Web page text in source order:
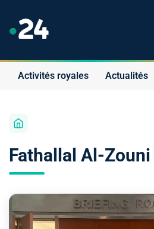
Activités royales Actualités
Fathallal Al-Zouni